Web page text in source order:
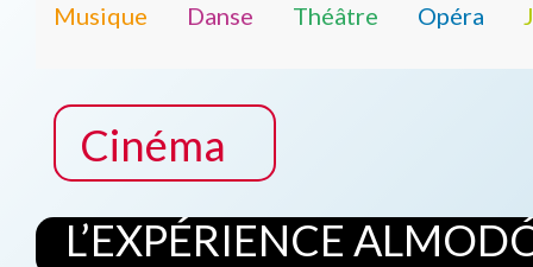
Musique Danse Théâtre Opéra
Cinéma
L’EXPÉRIENCE